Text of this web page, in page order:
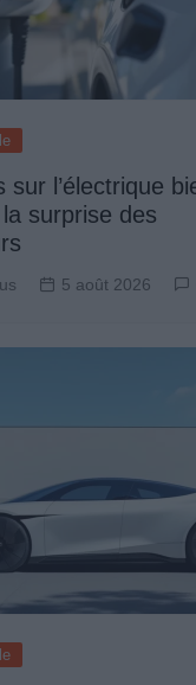
sur l’électrique
surprise des
5 août 2026